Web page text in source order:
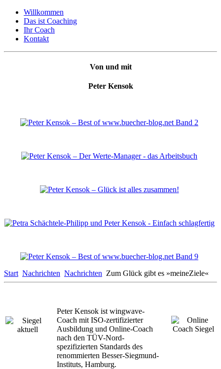
Willkommen
Das ist Coaching
Ihr Coach
Kontakt
Von und mit
Peter Kensok
Start Nachrichten Nachrichten Zum Glück gibt es »meineZiele«
Peter Kensok ist wingwave-
Coach mit ISO-zertifizierter
Ausbildung und Online-Coach
nach den TÜV-Nord-
spezifizierten Standards des
renommierten Besser-Siegmund-
Instituts, Hamburg.